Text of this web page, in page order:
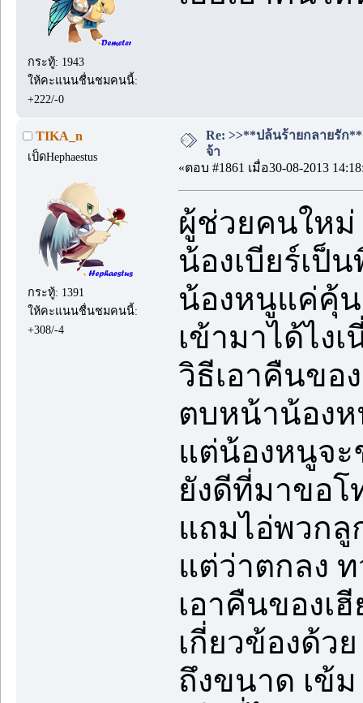
กระทู้: 1943
ให้คะแนนชื่นชมคนนี้:
+222/-0
TIKA_n
เป็ดHephaestus
กระทู้: 1391
ให้คะแนนชื่นชมคนนี้:
+308/-4
Re: >>**ปล้นร้ายกลายรัก
จ้า
«ตอบ #1861 เมื่อ30-08-2013
ผู้ช่วยคนให
น้องเบียร์เป็
น้องหนูแค่คุ้น
เข้ามาได้ไงเ
วิธีเอาคืนขอ
ตบหน้าน้องห
แต่น้องหนูจะ
ยังดีที่มาขอโ
แถมไอ่พวกลู
แต่ว่าตกลง
เอาคืนของเ
เกี่ยวข้องด้ว
ถึงขนาด เข้